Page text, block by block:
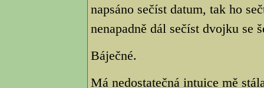
napsáno sečíst datum, tak ho
nenapadně dál sečíst dvojku se
Báječné.
Má nedostatečná intuice mě